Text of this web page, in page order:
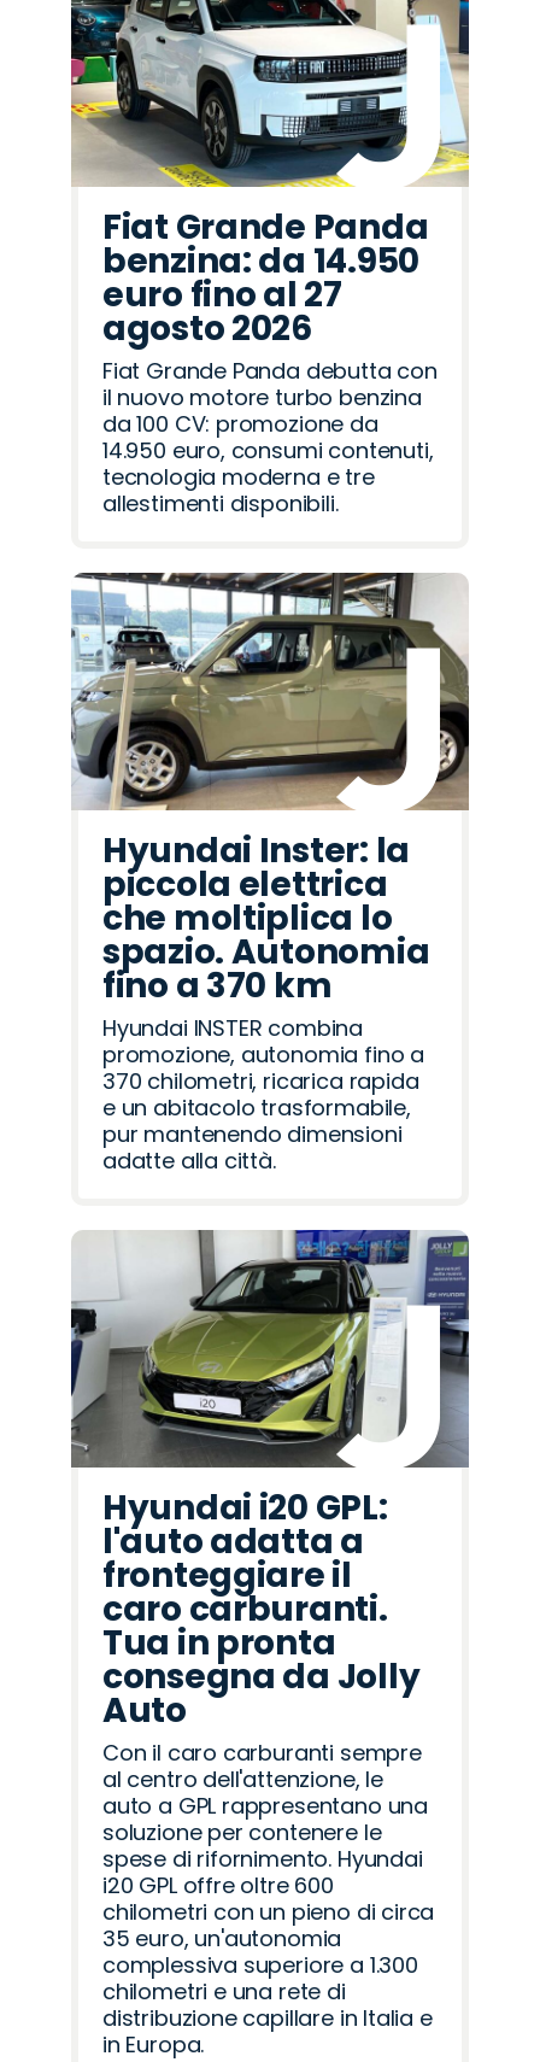
Fiat Grande Panda
benzina: da 14.950
euro fino al 27
agosto 2026
Fiat Grande Panda debutta con
il nuovo motore turbo benzina
da 100 CV: promozione da
14.950 euro, consumi contenuti,
tecnologia moderna e tre
allestimenti disponibili.
Hyundai Inster: la
piccola elettrica
che moltiplica lo
spazio. Autonomia
fino a 370 km
Hyundai INSTER combina
promozione, autonomia fino a
370 chilometri, ricarica rapida
e un abitacolo trasformabile,
pur mantenendo dimensioni
adatte alla città.
Hyundai i20 GPL:
l'auto adatta a
fronteggiare il
caro carburanti.
Tua in pronta
consegna da Jolly
Auto
Con il caro carburanti sempre
al centro dell'attenzione, le
auto a GPL rappresentano una
soluzione per contenere le
spese di rifornimento. Hyundai
i20 GPL offre oltre 600
chilometri con un pieno di circa
35 euro, un'autonomia
complessiva superiore a 1.300
chilometri e una rete di
distribuzione capillare in Italia e
in Europa.